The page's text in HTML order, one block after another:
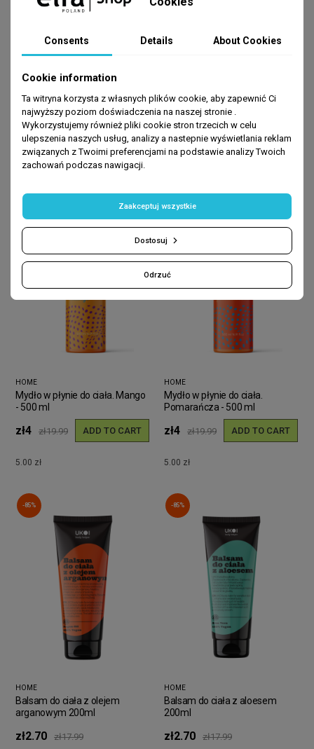
Olej z awokado – odżywia i chroni skórę.
BEST SELLERS
HOME
Mydło w płynie do ciała. Mango
- 500 ml
zł4 zł19.99 ADD TO CART
5.00 zł
HOME
Mydło w płynie do ciała.
Pomarańcza - 500 ml
zł4 zł19.99 ADD TO CART
5.00 zł
-85%
HOME
Balsam do ciała z olejem
arganowym 200ml
zł2.70 zł17.99
-85%
HOME
Balsam do ciała z aloesem
200ml
zł2.70 zł17.99
Consents Details About Cookies
Cookie information
Ta witryna korzysta z własnych plików cookie, aby zapewnić Ci
najwyższy poziom doświadczenia na naszej stronie .
Wykorzystujemy również pliki cookie stron trzecich w celu
ulepszenia naszych usług, analizy a nastepnie wyświetlania reklam
związanych z Twoimi preferencjami na podstawie analizy Twoich
zachowań podczas nawigacji.
Odrzuć
Dostosuj
Zaakceptuj wszystkie